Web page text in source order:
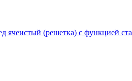
(решетка) с функцией